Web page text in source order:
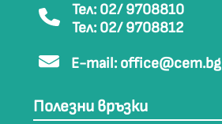
Тел: 02/ 9708810
Тел: 02/ 9708812
E-mail: office@cem.bg
Полезни връзки